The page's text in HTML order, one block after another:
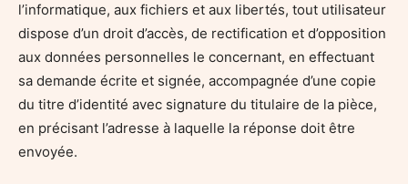
l’informatique, aux fichiers et aux libertés, tout utilisateur
dispose d’un droit d’accès, de rectification et d’opposition
aux données personnelles le concernant, en effectuant
sa demande écrite et signée, accompagnée d’une copie
du titre d’identité avec signature du titulaire de la pièce,
en précisant l’adresse à laquelle la réponse doit être
envoyée.